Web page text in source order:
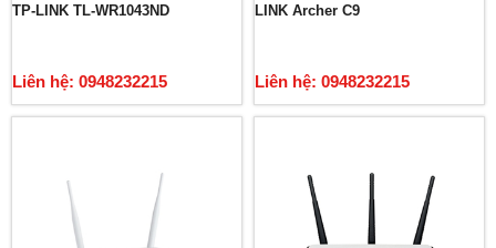
TP-LINK TL-WR1043ND
Liên hệ: 0948232215
LINK Archer C9
Liên hệ: 0948232215